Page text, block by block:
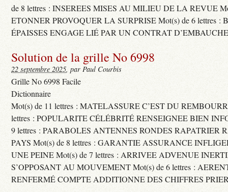
de 8 lettres : INSEREES MISES AU MILIEU DE LA REVUE
ETONNER PROVOQUER LA SURPRISE Mot(s) de 6 lettres :
ÉPAISSES ENGAGE LIÉ PAR UN CONTRAT
Solution de la grille No 6998
22 septembre 2025, par Paul Courbis
Grille No 6998 Facile
Dictionnaire
Mot(s) de 11 lettres : MATELASSURE C’EST DU
lettres : POPULARITE CÉLÉBRITÉ RENSEIGNEE BIEN
9 lettres : PARABOLES ANTENNES RONDES RAPATRIER
PAYS Mot(s) de 8 lettres : GARANTIE ASSURANCE
UNE PEINE Mot(s) de 7 lettres : ARRIVEE ADVENUE
S’OPPOSANT AU MOUVEMENT Mot(s) de 6 lettres :
RENFERMÉ COMPTE ADDITIONNE DES CHIFFRES